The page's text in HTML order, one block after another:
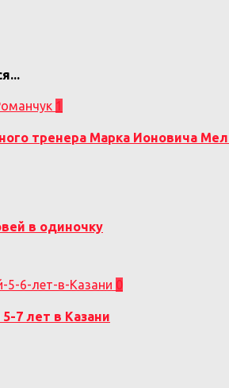
1
тренера Марка Ионовича
в одиночку
0
7 лет в Казани